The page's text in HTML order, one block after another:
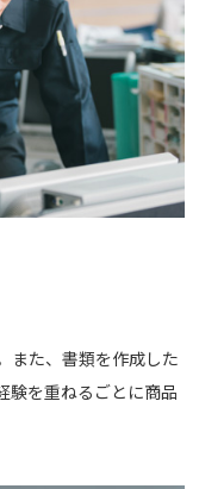
また、書類を作成した
験を重ねるごとに商品